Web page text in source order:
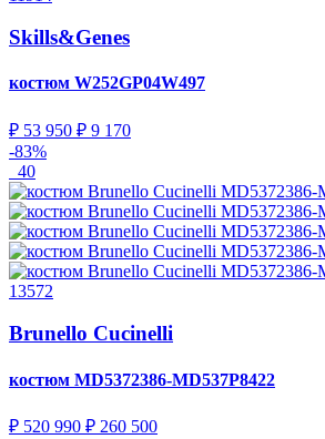
Skills&Genes
костюм W252GP04W497
₽ 53 950 ₽ 9 170
-83%
40
13572
Brunello Cucinelli
костюм MD5372386-MD537P8422
₽ 520 990 ₽ 260 500